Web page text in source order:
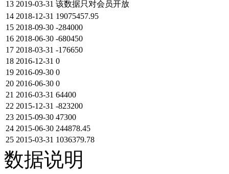
13 2019-03-31 该数据只对会员开放
14 2018-12-31 19075457.95
15 2018-09-30 -284000
16 2018-06-30 -680450
17 2018-03-31 -176650
18 2016-12-31 0
19 2016-09-30 0
20 2016-06-30 0
21 2016-03-31 64400
22 2015-12-31 -823200
23 2015-09-30 47300
24 2015-06-30 244878.45
25 2015-03-31 1036379.78
数据说明